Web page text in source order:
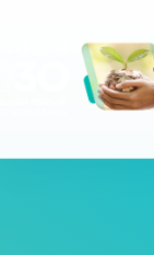
الحوكمة